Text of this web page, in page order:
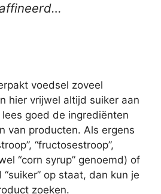
voedsel zoveel
hier vrijwel altijd suiker aan
lees goed de ingrediënten
van producten. Als ergens
“fructosestroop”,
“corn syrup” genoemd) of
op staat, dan kun je
zoeken.